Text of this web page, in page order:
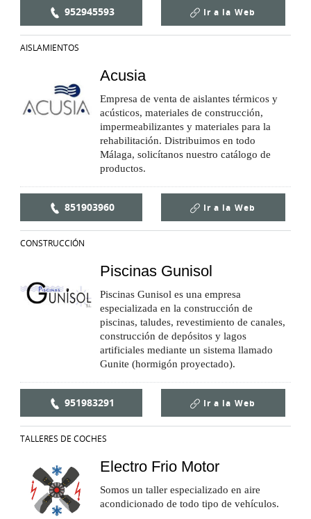
952945593 Ir a la Web
AISLAMIENTOS
Acusia
Empresa de venta de aislantes térmicos y
acústicos, materiales de construcción,
impermeabilizantes y materiales para la
rehabilitación. Distribuimos en todo
Málaga, solicítanos nuestro catálogo de
productos.
851903960 Ir a la Web
CONSTRUCCIÓN
Piscinas Gunisol
Piscinas Gunisol es una empresa
especializada en la construcción de
piscinas, taludes, revestimiento de canales,
construcción de depósitos y lagos
artificiales mediante un sistema llamado
Gunite (hormigón proyectado).
951983291 Ir a la Web
TALLERES DE COCHES
Electro Frio Motor
Somos un taller especializado en aire
acondicionado de todo tipo de vehículos.